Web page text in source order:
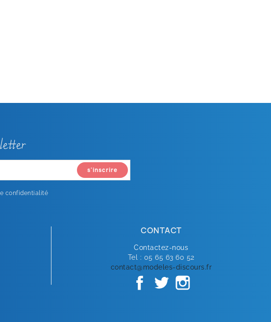
confidentialité
CONTACT
Contactez-nous
Tel : 05 65 63 60 52
contact@modeles-discours.fr
FacebookTwitter